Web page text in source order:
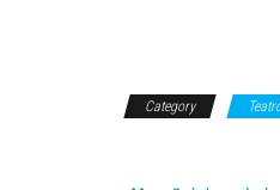
Category